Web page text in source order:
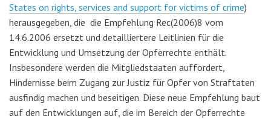
States on rights, services and support for victims of crime)
herausgegeben, die die Empfehlung Rec(2006)8 vom
14.6.2006 ersetzt und detailliertere Leitlinien für die
Entwicklung und Umsetzung der Opferrechte enthält.
Insbesondere werden die Mitgliedstaaten auffordert,
Hindernisse beim Zugang zur Justiz für Opfer von Straftaten
ausfindig machen und beseitigen. Diese neue Empfehlung baut
auf den Entwicklungen auf, die im Bereich der Opferrechte